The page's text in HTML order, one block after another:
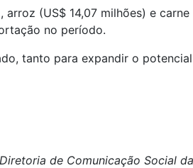
(US$ 14,07 milhões) e
no período.
tanto para expandir o
de Comunicação Social